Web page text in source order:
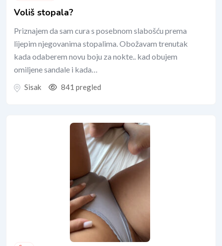
Voliš stopala?
Priznajem da sam cura s posebnom slabošću prema
lijepim njegovanima stopalima. Obožavam trenutak
kada odaberem novu boju za nokte.. kad obujem
omiljene sandale i kada…
Sisak 841 pregled